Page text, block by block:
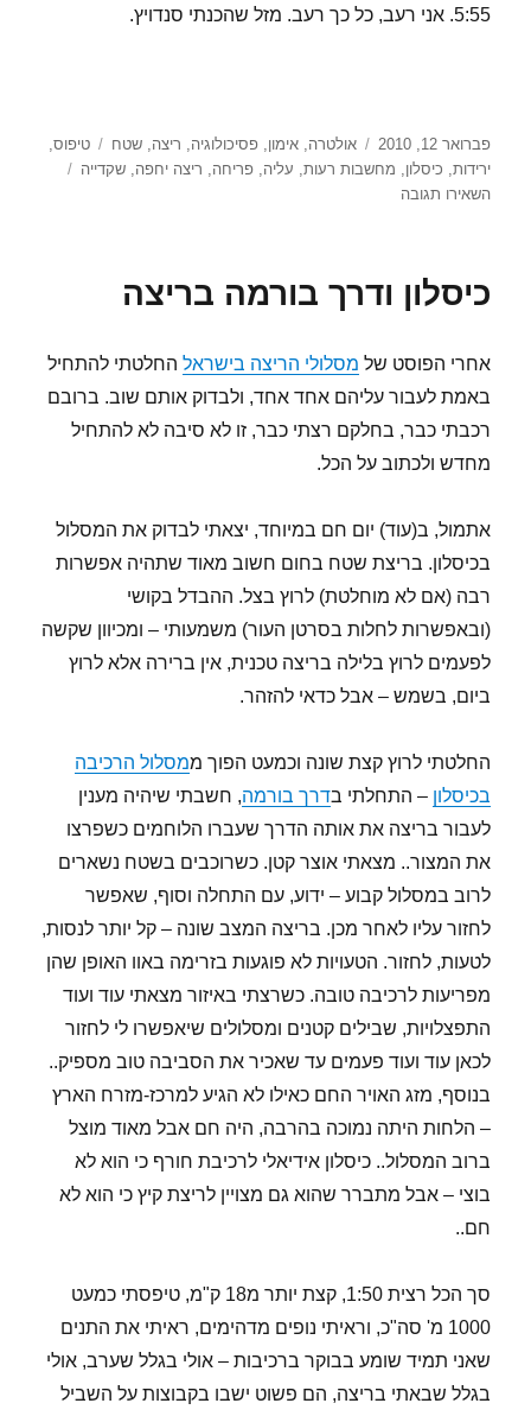
5:55. אני רעב, כל כך רעב. מזל שהכנתי סנדויץ.
פורסם
בתאריך
פברואר 12, 2010 קטגוריות
אולטרה,אימון,פסיכולוגיה, ריצה,שטח תגיות
טיפוס,
ירידות, כיסלון, מחשבות רעות, עליה,פריחה, ריצה יחפה,שקדייה
השאירו תגובה
מסתכמות
כיסלון ודרך בורמה בריצה
אחרי הפוסט של מסלולי הריצה בישראל החלטתי להתחיל
באמת לעבור עליהם אחד אחד, ולבדוק אותם שוב. ברובם
רכבתי כבר, בחלקם רצתי כבר, זו לא סיבה לא להתחיל
מחדש ולכתוב על הכל.
אתמול, ב(עוד) יום חם במיוחד, יצאתי לבדוק את המסלול
בכיסלון. בריצת שטח בחום חשוב מאוד שתהיה אפשרות
רבה (אם לא מוחלטת) לרוץ בצל. ההבדל בקושי
(ובאפשרות לחלות בסרטן העור) משמעותי – ומכיוון שקשה
לפעמים לרוץ בלילה בריצה טכנית, אין ברירה אלא לרוץ
ביום, בשמש – אבל כדאי להזהר.
החלטתי לרוץ קצת שונה וכמעט הפוך ממסלול הרכיבה
בכיסלון – התחלתי בדרך בורמה, חשבתי שיהיה מענין
לעבור בריצה את אותה הדרך שעברו הלוחמים כשפרצו
את המצור.. מצאתי אוצר קטן. כשרוכבים בשטח נשארים
לרוב במסלול קבוע – ידוע, עם התחלה וסוף, שאפשר
לחזור עליו לאחר מכן. בריצה המצב שונה – קל יותר לנסות,
לטעות, לחזור. הטעויות לא פוגעות בזרימה באוו האופן שהן
מפריעות לרכיבה טובה. כשרצתי באיזור מצאתי עוד ועוד
התפצלויות, שבילים קטנים ומסלולים שיאפשרו לי לחזור
לכאן עוד ועוד פעמים עד שאכיר את הסביבה טוב מספיק..
בנוסף, מזג האויר החם כאילו לא הגיע למרכז-מזרח הארץ
– הלחות היתה נמוכה בהרבה, היה חם אבל מאוד מוצל
ברוב המסלול.. כיסלון אידיאלי לרכיבת חורף כי הוא לא
בוצי – אבל מתברר שהוא גם מצויין לריצת קיץ כי הוא לא
חם..
סך הכל רצית 1:50, קצת יותר מ18 ק"מ, טיפסתי כמעט
1000 מ' סה"כ, וראיתי נופים מדהימים, ראיתי את התנים
שאני תמיד שומע בבוקר ברכיבות – אולי בגלל שערב, אולי
בגלל שבאתי בריצה, הם פשוט ישבו בקבוצות על השביל